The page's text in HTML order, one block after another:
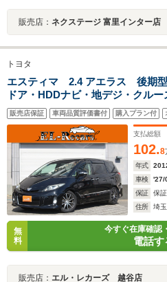
販売店： ネクステージ 富里インター店
トヨタ
エスティマ 2.4 アエラス 後期型
ドア・HDDナビ・地デジ・クルー
ETC・スマートキー・プッシュス
ト・フォグランプ・社外18インチ
ンカーミラー・オートエアコン
販売店保証 車両品質評価書付 購入プラン付
支払総額
102.8
年式
車検
'27/
保証
保
住所
埼
無
料
今すぐ在庫確認
電話す
販売店： エル・レカーズ 越谷店